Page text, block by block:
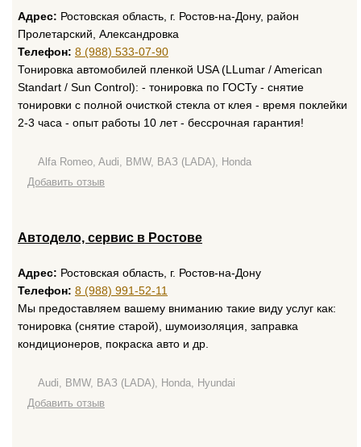
Адрес: Ростовская область, г. Ростов-на-Дону, район
Пролетарский, Александровка
Телефон: 8 (988) 533-07-90
Тонировка автомобилей пленкой USA (LLumar / American
Standart / Sun Control): - тонировка по ГОСТу - снятие
тонировки с полной очисткой стекла от клея - время поклейки
2-3 часа - опыт работы 10 лет - бессрочная гарантия!
Alfa Romeo, Audi, BMW, ВАЗ (LADA), Honda
Добавить отзыв
Автодело, сервис в Ростове
Адрес: Ростовская область, г. Ростов-на-Дону
Телефон: 8 (988) 991-52-11
Мы предоставляем вашему вниманию такие виду услуг как:
тонировка (снятие старой), шумоизоляция, заправка
кондиционеров, покраска авто и др.
Audi, BMW, ВАЗ (LADA), Honda, Hyundai
Добавить отзыв